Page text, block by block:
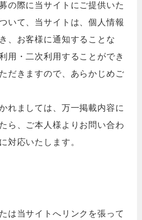
の際に当サイトにご提供いた
いて、当サイトは、個人情報
、お客様に通知することな
用・二次利用することができ
だきますので、あらかじめご
れましては、万一掲載内容に
ら、ご本人様よりお問い合わ
対応いたします。
は当サイトへリンクを張って